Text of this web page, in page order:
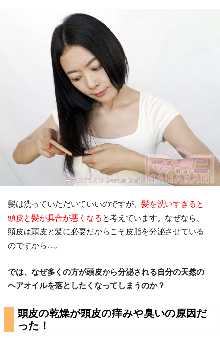
髪は洗っていただいていいのですが、髪を洗いすぎると
頭皮と髪が具合が悪くなると考えています。なぜなら、
頭皮は頭皮と髪に必要だからこそ皮脂を分泌させている
のですから…。
では、なぜ多くの方が頭皮から分泌される自分の天然の
ヘアオイルを落としたくなってしまうのか？
頭皮の乾燥が頭皮の痒みや臭いの原因だ
った！